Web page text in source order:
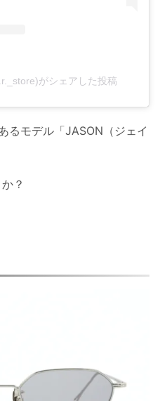
がシェアした投稿
るモデル「JASON（ジェイ
？